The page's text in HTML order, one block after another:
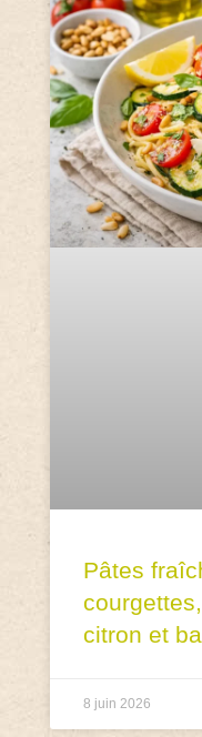
Pâtes
citron et
8 juin 2026